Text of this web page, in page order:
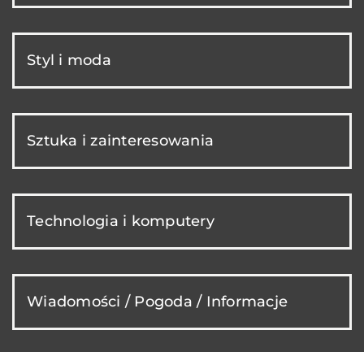
Styl i moda
Sztuka i zainteresowania
Technologia i komputery
Wiadomości / Pogoda / Informacje